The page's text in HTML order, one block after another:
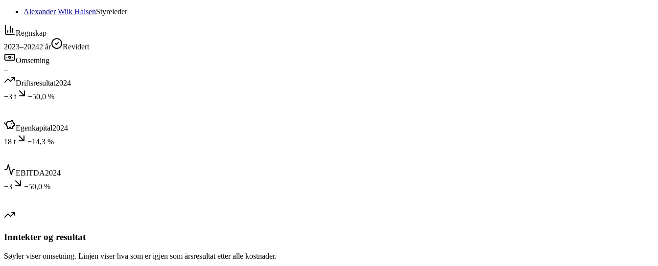
Alexander Wiik HalsenStyreleder
Regnskap
2023–20242 år
Revidert
Omsetning
–
Driftsresultat2024
−3 t
−50,0 %
Egenkapital2024
18 t
−14,3 %
EBITDA2024
−3
−50,0 %
Inntekter og resultat
Søyler viser omsetning. Linjen viser hva som er igjen som årsresultat etter alle kostnader.